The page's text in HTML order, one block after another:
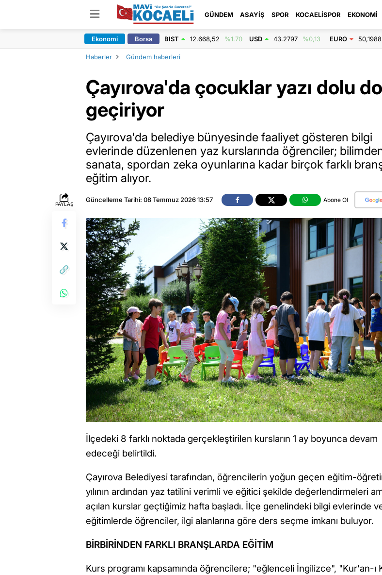
GÜNDEM ASAYIŞ SPOR KOCAELISPOR EKONOMI
Ekonomi Borsa BIST 12.668,52 %1.70 USD 43.2797 %0,13 EURO 50,1988
Haberler Gündem haberleri
PAYLAŞ
Çayırova'da çocuklar yazı dolu
geçiriyor
Çayırova'da belediye bünyesinde faaliyet gösteren bilgi
evlerinde düzenlenen yaz kurslarında öğrenciler;
sanata, spordan zeka oyunlarına kadar birçok farklı
eğitim alıyor.
Güncelleme Tarihi: 08 Temmuz 2026 13:57 Abone Ol
İlçedeki 8 farklı noktada gerçekleştirilen kursların 1 ay boyunca devam
edeceği belirtildi.
Çayırova Belediyesi tarafından, öğrencilerin yoğun geçen eğitim-
yılının ardından yaz tatilini verimli ve eğitici şekilde değerlendirmeleri
açılan kurslar geçtiğimiz hafta başladı. İlçe genelindeki bilgi evlerinde
eğitimlerde öğrenciler, ilgi alanlarına göre ders seçme imkanı buluyor.
BİRBİRİNDEN FARKLI BRANŞLARDA EĞİTİM
Kurs programı kapsamında öğrencilere; "eğlenceli İngilizce", "Kur'an-ı